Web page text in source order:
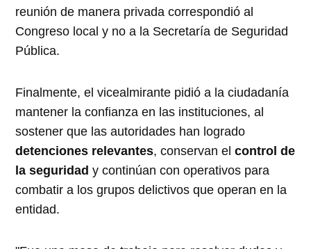
reunión de manera privada correspondió al
Congreso local y no a la Secretaría de Seguridad
Pública.
Finalmente, el vicealmirante pidió a la ciudadanía
mantener la confianza en las instituciones, al
sostener que las autoridades han logrado
detenciones relevantes, conservan elcontrol de
la seguridad y continúan con operativos para
combatir a los grupos delictivos que operan en la
entidad.